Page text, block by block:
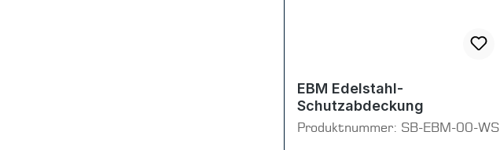
EBM Edelstahl-
Schutzabdeckung
Produktnummer: SB-EBM-00-WS